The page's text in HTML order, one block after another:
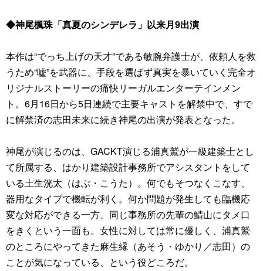
◆神尾楓珠「真夏のシンデレラ」以来月9出演
本作は“でっち上げの天才”である敏腕弁護士が、依頼人を救
うため“嘘”を武器に、手段を選ばず真実を暴いていく完全オ
リジナルストーリーの痛快リーガルエンターテインメン
ト。6月16日から5日連続で主要キャストを解禁中で、すで
に解禁済の志田未来に続き神尾の出演が発表となった。
神尾が演じるのは、GACKT演じる浦真鷲が一級建築士とし
て所属する、はかり建築設計事務所でアシスタントをして
いる土生洸太（はぶ・こうた）。何でもそつなくこなす、
器用なタイプで機転が利く。何か問題が発生しても臨機応
変な対応ができる一方、同じ事務所の先輩の鯖山にタメ口
をきくという一面も。女性に対しては常に優しく、浦真鷲
のところにやってきた麻生縁（あそう・ゆかり／志田）の
ことが気になっている、という役どころだ。